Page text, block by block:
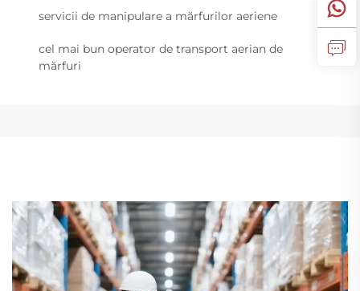
servicii de manipulare a mărfurilor aeriene
cel mai bun operator de transport aerian de
mărfuri